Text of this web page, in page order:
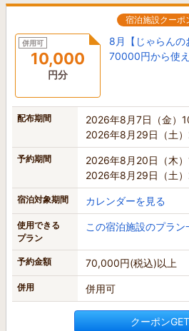
宿泊施設クーポ
併用可
10,000
円分
8月【じゃらんの
70000円から使
配布期間
2026年8月7日（金）
2026年8月29日（土
予約期間
2026年8月20日（木
2026年8月29日（土
宿泊対象期間 カレンダーを見る
使用できる
プラン
この宿泊施設のプラ
予約金額 70,000円(税込)以上
併用 併用可
クーポンGET